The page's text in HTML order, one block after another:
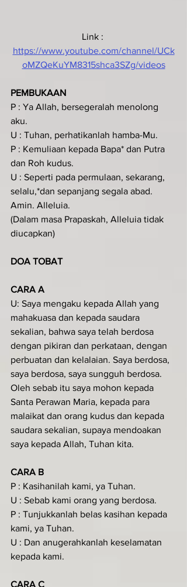
Link :
https://www.youtube.com/channel/UCk
oMZQeKuYM8315shca3SZg/videos
PEMBUKAAN
P : Ya Allah, bersegeralah menolong
aku.
U : Tuhan, perhatikanlah hamba-Mu.
P : Kemuliaan kepada Bapa* dan Putra
dan Roh kudus.
U : Seperti pada permulaan, sekarang,
selalu,*dan sepanjang segala abad.
Amin. Alleluia.
(Dalam masa Prapaskah, Alleluia tidak
diucapkan)
DOA TOBAT
CARA A
U: Saya mengaku kepada Allah yang
mahakuasa dan kepada saudara
sekalian, bahwa saya telah berdosa
dengan pikiran dan perkataan, dengan
perbuatan dan kelalaian. Saya berdosa,
saya berdosa, saya sungguh berdosa.
Oleh sebab itu saya mohon kepada
Santa Perawan Maria, kepada para
malaikat dan orang kudus dan kepada
saudara sekalian, supaya mendoakan
saya kepada Allah, Tuhan kita.
CARA B
P : Kasihanilah kami, ya Tuhan.
U : Sebab kami orang yang berdosa.
P : Tunjukkanlah belas kasihan kepada
kami, ya Tuhan.
U : Dan anugerahkanlah keselamatan
kepada kami.
CARA C